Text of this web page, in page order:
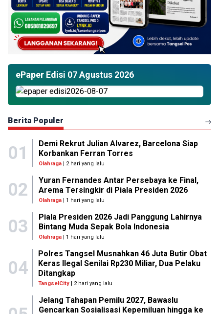
ePaper Edisi 07 Agustus 2026
Berita Populer
01
Demi Rekrut Julian Alvarez, Barcelona Siap
Korbankan Ferran Torres
Olahraga| 2 hari yang lalu
02
Yuran Fernandes Antar Persebaya ke Final,
Arema Tersingkir di Piala Presiden 2026
Olahraga| 1 hari yang lalu
03
Piala Presiden 2026 Jadi Panggung Lahirnya
Bintang Muda Sepak Bola Indonesia
Olahraga| 1 hari yang lalu
04
Polres Tangsel Musnahkan 46 Juta Butir Obat
Keras Ilegal Senilai Rp230 Miliar, Dua Pelaku
Ditangkap
TangselCity | 2 hari yang lalu
Jelang Tahapan Pemilu 2027, Bawaslu
Gencarkan Sosialisasi Kepemiluan hingga ke